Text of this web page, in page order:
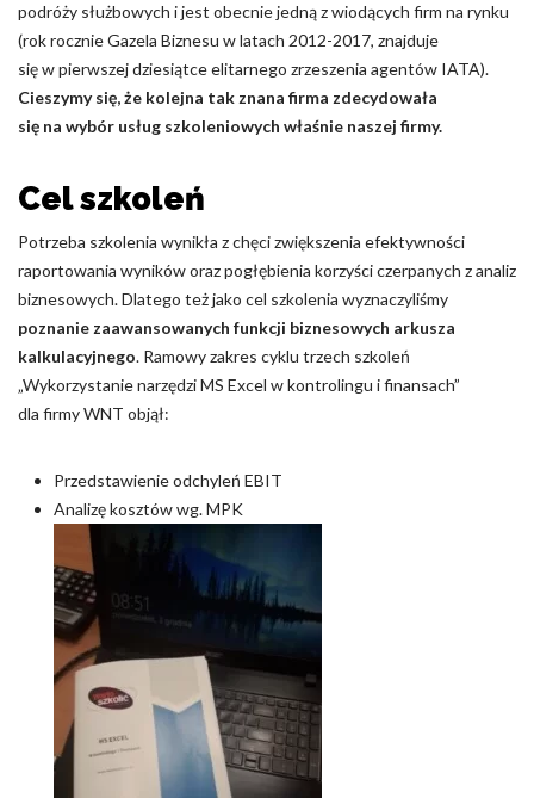
podróży służbowych i jest obecnie jedną z wiodących firm na rynku
(rok rocznie Gazela Biznesu w latach 2012-2017, znajduje
się w pierwszej dziesiątce elitarnego zrzeszenia agentów IATA).
Cieszymy się, że kolejna tak znana firma zdecydowała
się na wybór usług szkoleniowych właśnie naszej firmy.
Cel szkoleń
Potrzeba szkolenia wynikła z chęci zwiększenia efektywności
raportowania wyników oraz pogłębienia korzyści czerpanych z analiz
biznesowych. Dlatego też jako cel szkolenia wyznaczyliśmy
poznanie zaawansowanych funkcji biznesowych arkusza
kalkulacyjnego. Ramowy zakres cyklu trzech szkoleń
„Wykorzystanie narzędzi MS Excel w kontrolingu i finansach”
dla firmy WNT objął:
Przedstawienie odchyleń EBIT
Analizę kosztów wg. MPK
Marketingowe pliki cookie stosowane są w celu śledzenia
użytkowników na stronach internetowych. Celem jest
wyświetlanie reklam, które są istotne i interesujące dla
poszczególnych użytkowników i tym samym bardziej cenne dla
wydawców i reklamodawców strony trzeciej.
Nieklasyfikowane
klasyfikowania, wraz z dostawcami poszczególnych ciasteczek.
Odrzuć
Zapisz moje preferencje